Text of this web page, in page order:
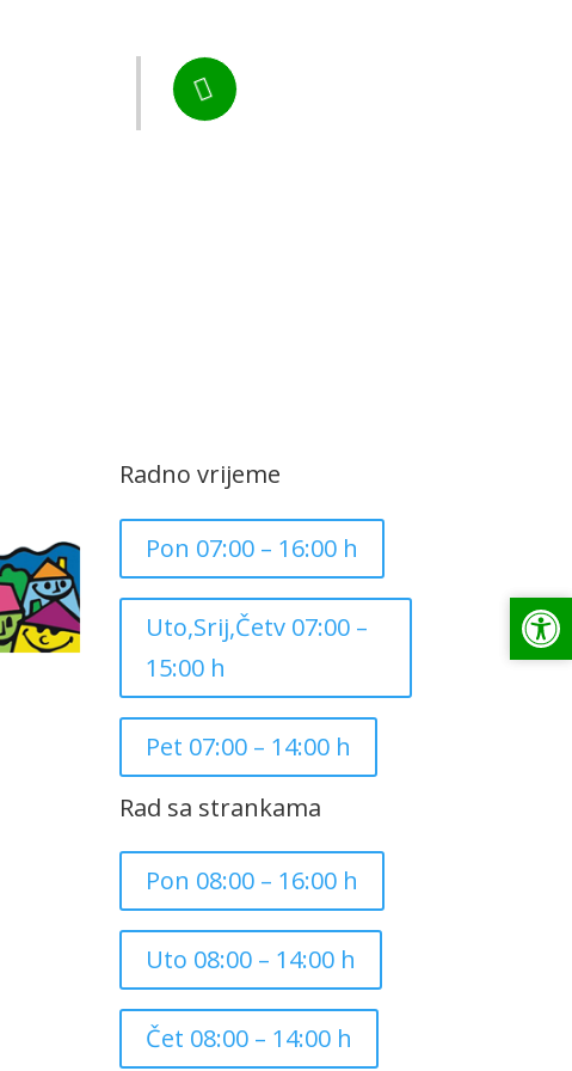

Radno vrijeme
Pon 07:00 – 16:00 h
Uto,Srij,Četv 07:00 –
15:00 h
Pet 07:00 – 14:00 h
Rad sa strankama
Pon 08:00 – 16:00 h
Uto 08:00 – 14:00 h
Čet 08:00 – 14:00 h